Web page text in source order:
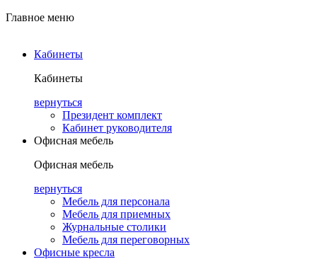
Главное меню
Кабинеты
Кабинеты
вернуться
Президент комплект
Кабинет руководителя
Офисная мебель
Офисная мебель
вернуться
Мебель для персонала
Мебель для приемных
Журнальные столики
Мебель для переговорных
Офисные кресла